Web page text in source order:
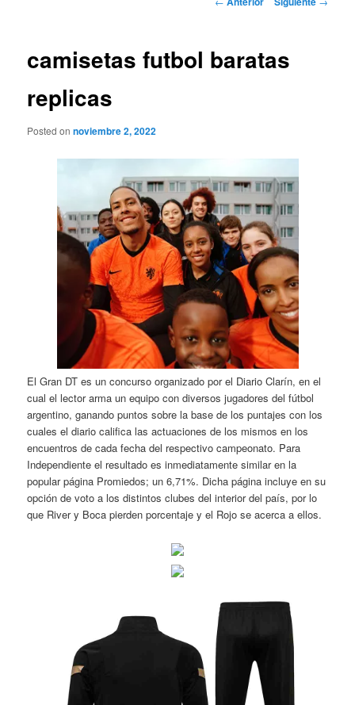
camisetas futbol baratas
replicas
Posted onnoviembre 2, 2022
El Gran DT es un concurso organizado por el Diario Clarín, en el
cual el lector arma un equipo con diversos jugadores del fútbol
argentino, ganando puntos sobre la base de los puntajes con los
cuales el diario califica las actuaciones de los mismos en los
encuentros de cada fecha del respectivo campeonato. Para
Independiente el resultado es inmediatamente similar en la
popular página Promiedos; un 6,71%. Dicha página incluye en su
opción de voto a los distintos clubes del interior del país, por lo
que River y Boca pierden porcentaje y el Rojo se acerca a ellos.